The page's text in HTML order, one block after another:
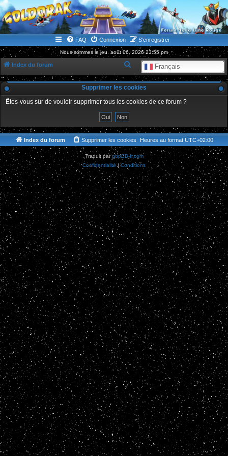
WWW.GOLDORAKGO.COM
le site de la Lune Rouge
FAQ Connexion S’enregistrer
Nous sommes le jeu. août 06, 2026 23:55 pm
Index du forum Français
e
c
h
h
e
r
Supprimer les cookies
Êtes-vous sûr de vouloir supprimer tous les cookies de ce forum ?
Index du forum Heures au format UTC+02:00
Supprimer les cookies
Traduit parphpBB-fr.com
Confidentialité|Conditions